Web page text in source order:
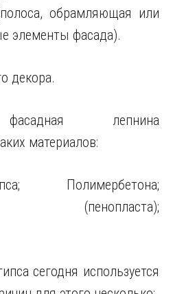
обрамляющая или
элементы фасада).
декора.
лепнина
материалов:
Полимербетона;
(пенопласта);
сегодня используется